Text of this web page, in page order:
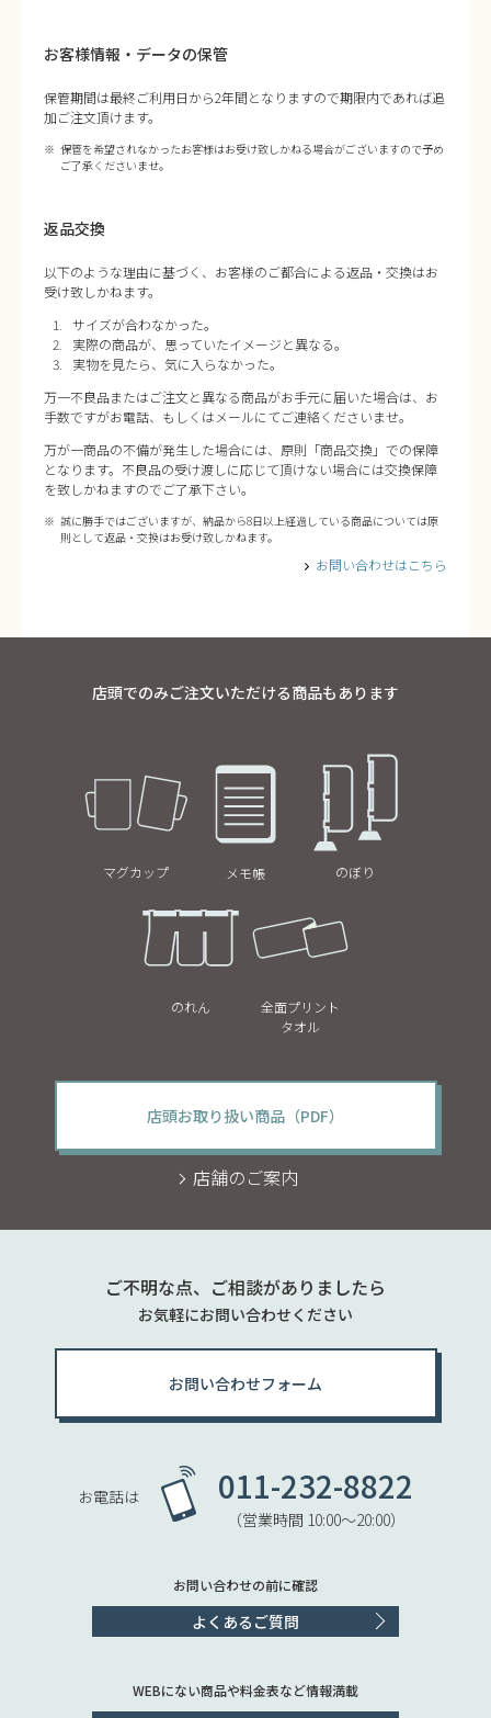
お客様情報・データの保管
保管期間は最終ご利用日から2年間となりますので期限内であれば追
加ご注文頂けます。
保管を希望されなかったお客様はお受け致しかねる場合がございますので予め
ご了承くださいませ。
返品交換
以下のような理由に基づく、お客様のご都合による返品・交換はお
受け致しかねます。
サイズが合わなかった。
実際の商品が、思っていたイメージと異なる。
実物を見たら、気に入らなかった。
万一不良品またはご注文と異なる商品がお手元に届いた場合は、お
手数ですがお電話、もしくはメールにてご連絡くださいませ。
万が一商品の不備が発生した場合には、原則「商品交換」での保障
となります。不良品の受け渡しに応じて頂けない場合には交換保障
を致しかねますのでご了承下さい。
誠に勝手ではございますが、納品から8日以上経過している商品については原
則として返品・交換はお受け致しかねます。
お問い合わせはこちら
店頭でのみご注文いただける商品もあります
マグカップ メモ帳 のぼり
のれん
全面プリント
タオル
店頭お取り扱い商品（PDF）
店舗のご案内
ご不明な点、ご相談がありましたら
お気軽にお問い合わせください
お問い合わせフォーム
お電話は 011-232-8822
（営業時間 10:00〜20:00）
お問い合わせの前に確認
よくあるご質問
WEBにない商品や料金表など情報満載